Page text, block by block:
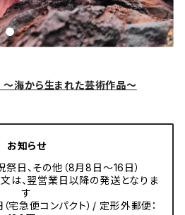
海から生まれた芸術作品～
お知らせ
祭日、その他（8月8日～16日）
は、翌営業日以降の発送となりま
す
宅急便コンパクト）/ 定形外郵便：